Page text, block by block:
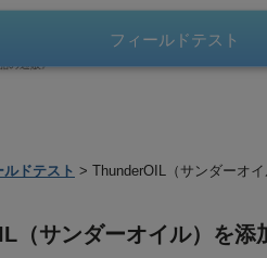
解・除去で
燃費改善
の通販》
送料無料
フィールドテスト
ルドテスト > ThunderOIL（サンダーオ
（サンダーオイル）を添